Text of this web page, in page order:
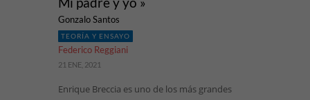
Gonzalo Santos
TEORÍA Y ENSAYO
Federico Reggiani
21 ENE, 2021
Enrique Breccia es uno de los más grandes